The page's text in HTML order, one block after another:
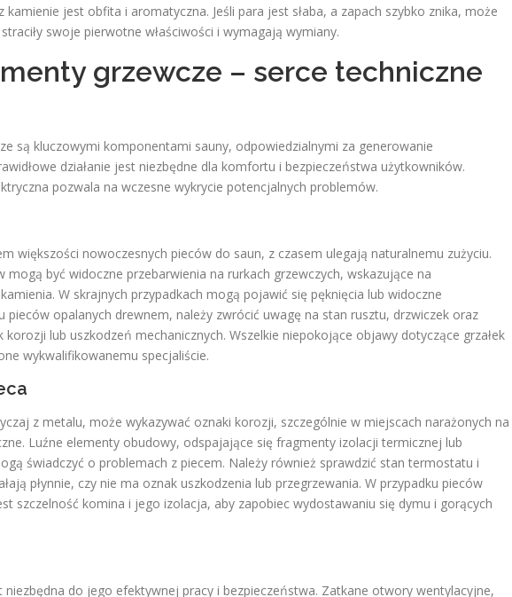
jest obfita i aromatyczna. Jeśli para jest słaba, a zapach szybko znika, może
swoje pierwotne właściwości i wymagają wymiany.
grzewcze – serce techniczne
są kluczowymi komponentami sauny, odpowiedzialnymi za generowanie
działanie jest niezbędne dla komfortu i bezpieczeństwa użytkowników.
pozwala na wczesne wykrycie potencjalnych problemów.
większości nowoczesnych pieców do saun, z czasem ulegają naturalnemu zużyciu.
być widoczne przebarwienia na rurkach grzewczych, wskazujące na
W skrajnych przypadkach mogą pojawić się pęknięcia lub widoczne
pieców opalanych drewnem, należy zwrócić uwagę na stan rusztu, drzwiczek oraz
lub uszkodzeń mechanicznych. Wszelkie niepokojące objawy dotyczące grzałek
wykwalifikowanemu specjaliście.
z metalu, może wykazywać oznaki korozji, szczególnie w miejscach narażonych na
Luźne elementy obudowy, odspajające się fragmenty izolacji termicznej lub
świadczyć o problemach z piecem. Należy również sprawdzić stan termostatu i
płynnie, czy nie ma oznak uszkodzenia lub przegrzewania. W przypadku pieców
szczelność komina i jego izolacja, aby zapobiec wydostawaniu się dymu i gorących
niezbędna do jego efektywnej pracy i bezpieczeństwa. Zatkane otwory wentylacyjne,